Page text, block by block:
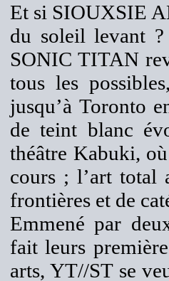
Et si SIOUXSIE
du soleil levant
SONIC TITAN
tous les
jusqu’à Toronto
de teint blanc
théâtre Kabuki,
cours ; l’art total
frontières et de
Emmené par
fait leurs
arts, YT//ST se